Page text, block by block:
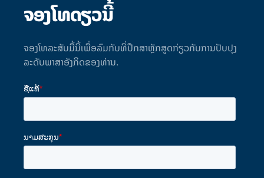
ຈອງໂທດຽວນີ້
ຈອງໂທລະສັບມື້ນີ້ເພື່ອລົມກັບທີ່ປຶກສາຫຼັກສູດກ່ຽວກັບການປັບປຸງ
ລະດັບພາສາອັງກິດຂອງທ່ານ.